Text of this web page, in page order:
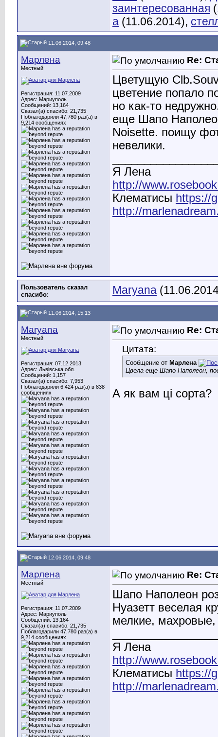
заинтересованная
а (11.06.2014),
11.06.2014, 09:48
Марлена
Местный
Регистрация: 11.07.2009
Адрес: Мариуполь
Сообщений: 13,164
Сказал(а) спасибо: 21,735
Поблагодарили 47,780 раз(а) в
9,214 сообщениях
Re:
Цветущую
цветение попало
но как-то
еще Шапо
Noisette. поищу
невелики.
Я Лена
http://
Клематисы https://
http://
Пользователь сказал
cпасибо:
Maryana
11.06.2014, 15:13
Maryana
Местный
Регистрация: 07.12.2013
Адрес: Львівська обл.
Сообщений: 1,157
Сказал(а) спасибо: 7,953
Поблагодарили 6,424 раз(а) в 838
сообщениях
Re:
Цитата:
Сообщение от Марлена
Цвела еще Шапо Наполеон,
А як вам ці сорта?
12.06.2014, 09:48
Марлена
Местный
Регистрация: 11.07.2009
Адрес: Мариуполь
Сообщений: 13,164
Сказал(а) спасибо: 21,735
Поблагодарили 47,780 раз(а) в
9,214 сообщениях
Re:
Шапо Наполеон
Нуазетт веселая
мелкие, махровые,
Я Лена
http://
Клематисы https://
http://